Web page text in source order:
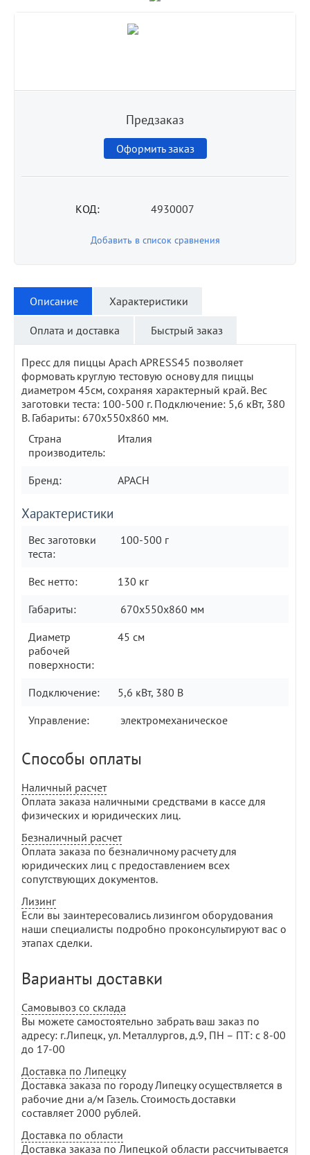
Предзаказ
Оформить заказ
КОД: 4930007
Добавить в список сравнения
Описание Характеристики
Оплата и доставка Быстрый заказ
Пресс для пиццы Apach APRESS45 позволяет
формовать круглую тестовую основу для пиццы
диаметром 45см, сохраняя характерный край. Вес
заготовки теста: 100-500 г. Подключение: 5,6 кВт, 380
В. Габариты: 670х550х860 мм.
Страна
производитель:
Италия
Бренд: APACH
Характеристики
Вес заготовки
теста:
100-500 г
Вес нетто:
130 кг
Габариты:
670х550х860 мм
Диаметр
рабочей
поверхности:
45 см
Подключение:
5,6 кВт, 380 В
Управление:
электромеханическое
Способы оплаты
Наличный расчет
Оплата заказа наличными средствами в кассе для
физических и юридических лиц.
Безналичный расчет
Оплата заказа по безналичному расчету для
юридических лиц с предоставлением всех
сопутствующих документов.
Лизинг
Если вы заинтересовались лизингом оборудования
наши специалисты подробно проконсультируют вас о
этапах сделки.
Варианты доставки
Самовывоз со склада
Вы можете самостоятельно забрать ваш заказ по
адресу: г.Липецк, ул. Металлургов, д.9, ПН – ПТ: с 8-00
до 17-00
Доставка по Липецку
Доставка заказа по городу Липецку осуществляется в
рабочие дни а/м Газель. Стоимость доставки
составляет 2000 рублей.
Доставка по области
Доставка заказа по Липецкой области рассчитывается